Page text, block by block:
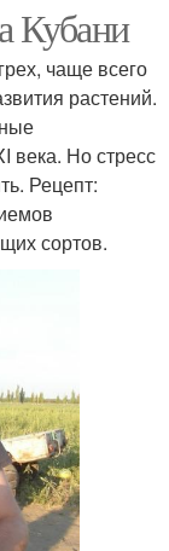
Кубани
чаще всего
растений.
века. Но стресс
Рецепт:
сортов.